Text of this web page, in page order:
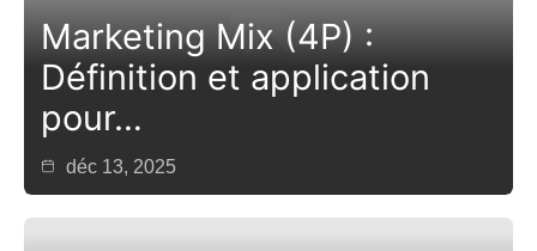
Marketing Mix (4P) :
Définition et application
pour…
déc 13, 2025